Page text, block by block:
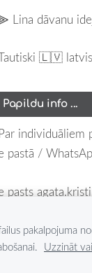
Lina dāvanu
🇱🇻
Papildu info ...
individuāliem
pastā /
pasts
cieņu, Agita
pakalpojuma
Uzzināt